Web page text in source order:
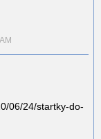
24/startky-do-